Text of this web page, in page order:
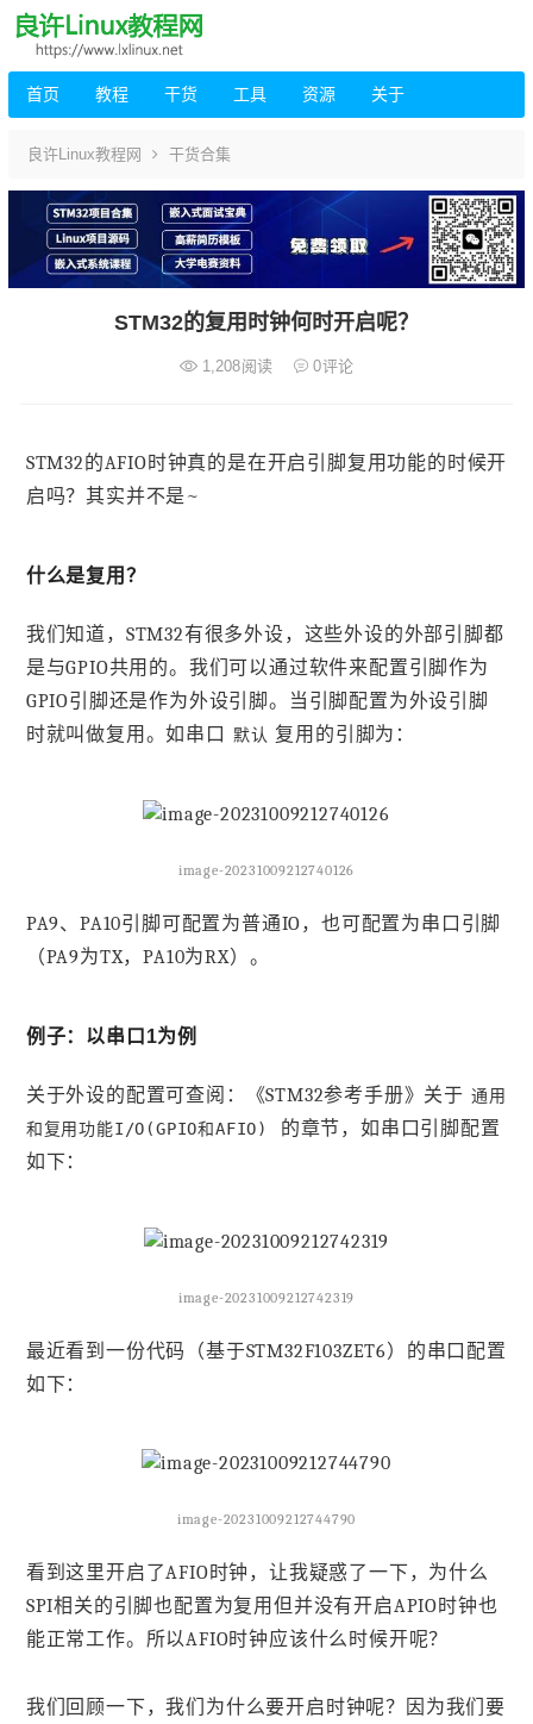
首页 教程 干货 工具 资源 关于
良许Linux教程网 干货合集
STM32的复用时钟何时开启呢？
1,208阅读 0评论
STM32的AFIO时钟真的是在开启引脚复用功能的时候开
启吗？其实并不是~
什么是复用？
我们知道，STM32有很多外设，这些外设的外部引脚都
是与GPIO共用的。我们可以通过软件来配置引脚作为
GPIO引脚还是作为外设引脚。当引脚配置为外设引脚
时就叫做复用。如串口
默认 复用的引脚为：
image-20231009212740126
PA9、PA10引脚可配置为普通IO，也可配置为串口引脚
（PA9为TX，PA10为RX）。
例子：以串口1为例
关于外设的配置可查阅：《STM32参考手册》关于 通用
和复用功能I/O(GPIO和AFIO)
的章节，如串口引脚配置
如下：
image-20231009212742319
最近看到一份代码（基于STM32F103ZET6）的串口配置
如下：
image-20231009212744790
看到这里开启了AFIO时钟，让我疑惑了一下，为什么
SPI相关的引脚也配置为复用但并没有开启APIO时钟也
能正常工作。所以AFIO时钟应该什么时候开呢？
我们回顾一下，我们为什么要开启时钟呢？因为我们要